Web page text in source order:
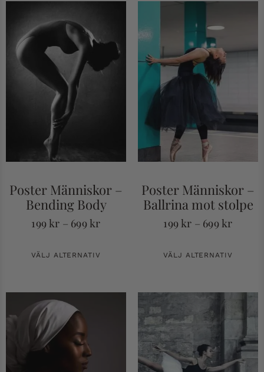
Poster Människor –
Bending Body
199kr – 699kr
VÄLJ ALTERNATIV
Poster Människor –
Ballrina mot stolpe
199kr – 699kr
VÄLJ ALTERNATIV